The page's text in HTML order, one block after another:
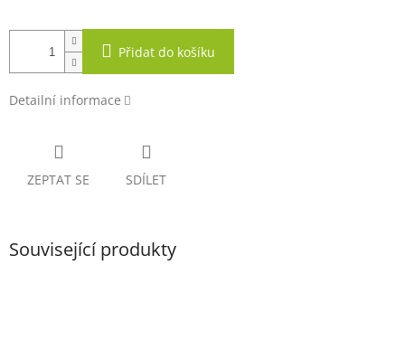
Přidat do košíku
Detailní informace
ZEPTAT SE SDÍLET
Související produkty